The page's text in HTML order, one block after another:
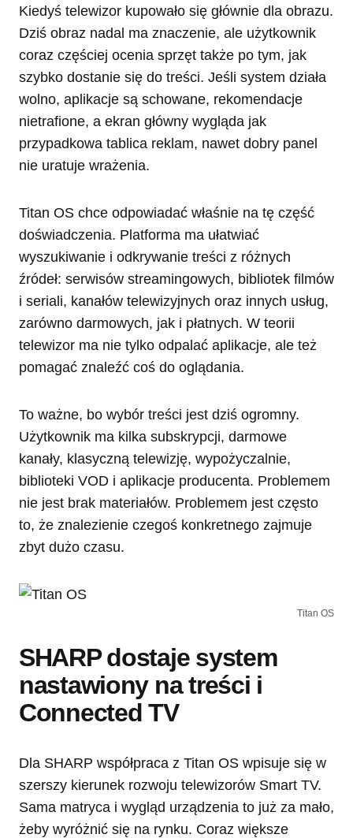
Kiedyś telewizor kupowało się głównie dla obrazu.
Dziś obraz nadal ma znaczenie, ale użytkownik
coraz częściej ocenia sprzęt także po tym, jak
szybko dostanie się do treści. Jeśli system działa
wolno, aplikacje są schowane, rekomendacje
nietrafione, a ekran główny wygląda jak
przypadkowa tablica reklam, nawet dobry panel
nie uratuje wrażenia.
Titan OS chce odpowiadać właśnie na tę część
doświadczenia. Platforma ma ułatwiać
wyszukiwanie i odkrywanie treści z różnych
źródeł: serwisów streamingowych, bibliotek filmów
i seriali, kanałów telewizyjnych oraz innych usług,
zarówno darmowych, jak i płatnych. W teorii
telewizor ma nie tylko odpalać aplikacje, ale też
pomagać znaleźć coś do oglądania.
To ważne, bo wybór treści jest dziś ogromny.
Użytkownik ma kilka subskrypcji, darmowe
kanały, klasyczną telewizję, wypożyczalnie,
biblioteki VOD i aplikacje producenta. Problemem
nie jest brak materiałów. Problemem jest często
to, że znalezienie czegoś konkretnego zajmuje
zbyt dużo czasu.
Titan OS
SHARP dostaje system
nastawiony na treści i
Connected TV
Dla SHARP współpraca z Titan OS wpisuje się w
szerszy kierunek rozwoju telewizorów Smart TV.
Sama matryca i wygląd urządzenia to już za mało,
żeby wyróżnić się na rynku. Coraz większe